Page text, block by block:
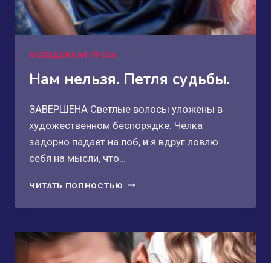
МОЛОДЕЖНАЯ ПРОЗА
Нам нельзя. Петля судьбы.
ЗАВЕРШЕНА Светлые волосы уложены в
художественном беспорядке. Чёлка
задорно падает на лоб, и я вдруг ловлю
себя на мысли, что…
ЧИТАТЬ ПОЛНОСТЬЮ НАМ
ПЕТЛЯ